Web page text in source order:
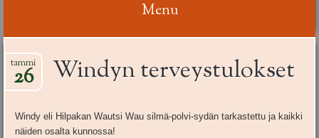
Menu
to
content
Windyn terveystulokset
tammi
26
Windy eli Hilpakan Wautsi Wau silmä-polvi-sydän tarkastettu ja kaikki
näiden osalta kunnossa!